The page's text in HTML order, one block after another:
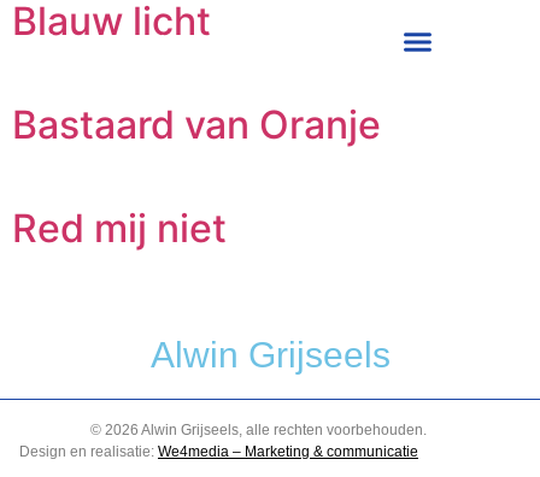
Alwin Grijseels
Blauw licht
Bastaard van Oranje
Red mij niet
Alwin Grijseels
© 2026 Alwin Grijseels, alle rechten voorbehouden.
Design en realisatie: We4media – Marketing & communicatie